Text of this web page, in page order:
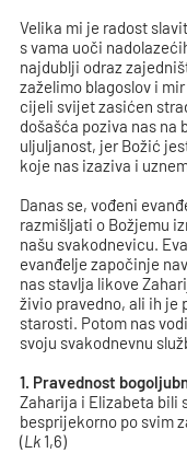
Velika mi je radost
s vama uoči
najdublji odraz
zaželimo blagoslov i
cijeli svijet zasićen
došašća poziva nas na
uljuljanost, jer Božić
koje nas izaziva i
Danas se, vođeni
razmišljati o Božjemu
našu svakodnevicu.
evanđelje započinje
nas stavlja likove
živio pravedno, ali ih je
starosti. Potom nas
svoju svakodnevnu
1. Pravednost
Zaharija i Elizabeta bili
besprijekorno po svim
(Lk 1,6)